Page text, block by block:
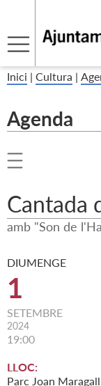
Inici | Cultura |
Agenda
Cantada
amb "Son de
DIUMENGE
1
SETEMBRE
2024
19:00
LLOC:
Parc Joan Maragall